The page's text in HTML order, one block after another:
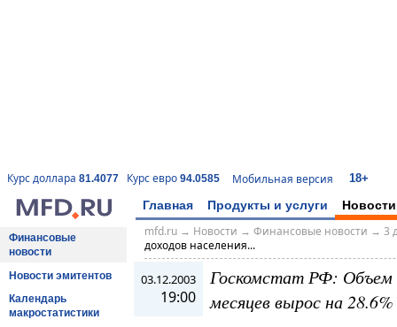
Курс доллара 81.4077 Курс евро 94.0585 Мобильная версия 18+
Главная Продукты и услуги Новости
Финансовые
новости
Новости эмитентов
Календарь
макростатистики
mfd.ru→ Новости → Финансовые новости → 3
доходов населения...
03.12.2003
19:00
Госкомстат РФ: Объем
месяцев вырос на